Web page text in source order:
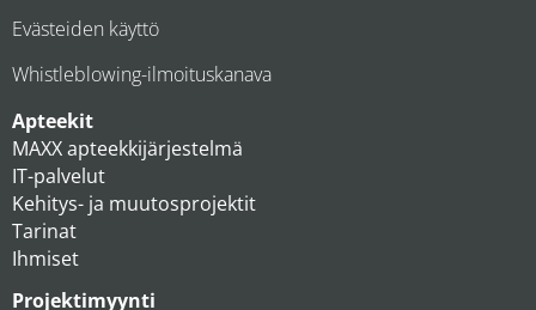
Evästeiden käyttö
Whistleblowing-ilmoituskanava
Apteekit
MAXX apteekkijärjestelmä
IT-palvelut
Kehitys- ja muutosprojektit
Tarinat
Ihmiset
Projektimyynti